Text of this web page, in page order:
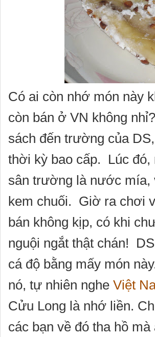
Có ai còn nhớ món này
còn bán ở VN không
sách đến trường của
thời kỳ bao cấp. Lúc
sân trường là nước mía,
kem chuối. Giờ ra chơi
bán không kịp, có khi
nguội ngắt thật chán!
cá độ bằng mấy món
nó, tự nhiên nghe Việt
Cửu Long là nhớ liền.
các bạn về đó tha hồ